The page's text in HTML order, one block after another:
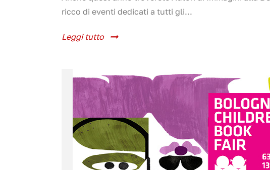
ricco di eventi dedicati a tutti gli...
Leggi tutto